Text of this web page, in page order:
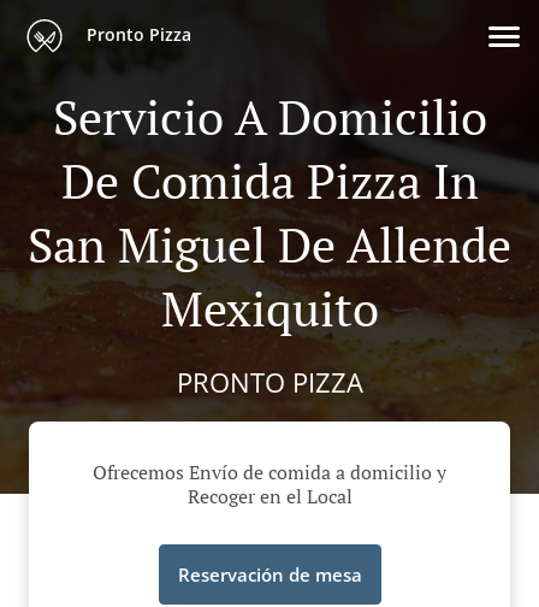
Pronto Pizza
Servicio A Domicilio
De Comida Pizza In
San Miguel De Allende
Mexiquito
PRONTO PIZZA
Ofrecemos Envío de comida a domicilio y
Recoger en el Local
Reservación de mesa